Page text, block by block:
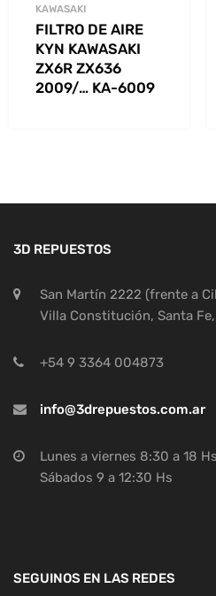
KAWASAKI
FILTRO DE AIRE
KYN KAWASAKI
ZX6R ZX636
2009/… KA-6009
3D REPUESTOS
San Martín 2222 (frente a
Villa Constitución, Santa
+54 9 3364 004873
info@3drepuestos.com.ar
Lunes a viernes 8:30 a 18 Hs
Sábados 9 a 12:30 Hs
SEGUINOS EN LAS REDES